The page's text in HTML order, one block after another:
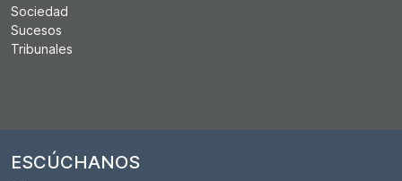
Sociedad
Sucesos
Tribunales
ESCÚCHANOS